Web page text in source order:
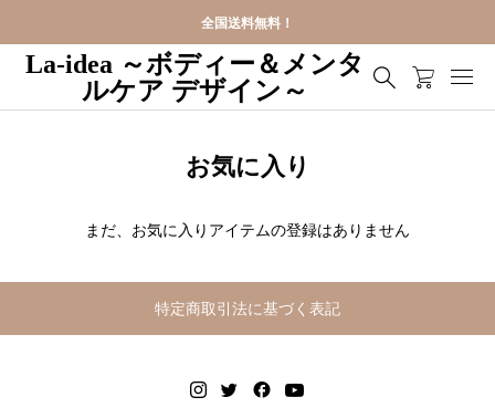
全国送料無料！
La-idea ～ボディー＆メンタ
ルケア デザイン～
お気に入り
まだ、お気に入りアイテムの登録はありません
特定商取引法に基づく表記